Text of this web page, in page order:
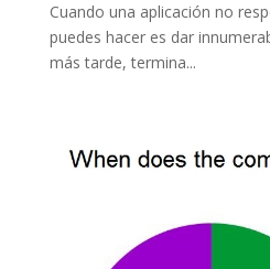
Cuando una aplicación no
puedes hacer es dar
más tarde, termina...